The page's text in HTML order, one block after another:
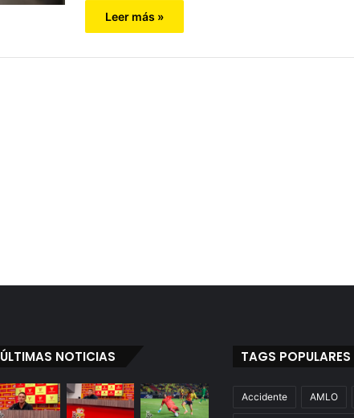
Leer más »
ÚLTIMAS NOTICIAS TAGS POPULARES
Accidente AMLO